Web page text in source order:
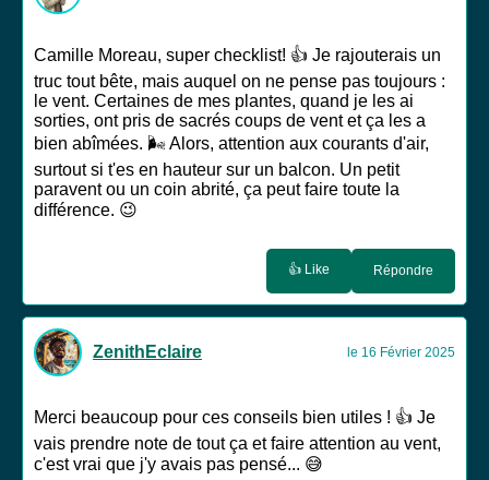
Camille Moreau, super checklist! 👍 Je rajouterais un
truc tout bête, mais auquel on ne pense pas toujours :
le vent. Certaines de mes plantes, quand je les ai
sorties, ont pris de sacrés coups de vent et ça les a
bien abîmées. 🌬️ Alors, attention aux courants d'air,
surtout si t'es en hauteur sur un balcon. Un petit
paravent ou un coin abrité, ça peut faire toute la
différence. 😉
👍 Like Répondre
ZenithEclaire le 16 Février 2025
Merci beaucoup pour ces conseils bien utiles ! 👍 Je
vais prendre note de tout ça et faire attention au vent,
c'est vrai que j'y avais pas pensé... 😅